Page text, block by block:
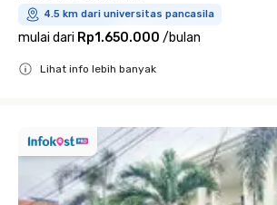
4.5 km dari universitas pancasila
mulai dari Rp1.650.000 /bulan
Lihat info lebih banyak